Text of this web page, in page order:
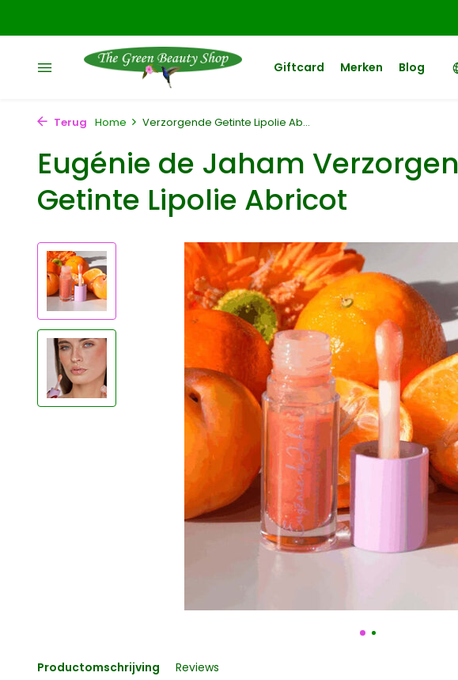
Giftcard Merken Blog
Terug Home Verzorgende Getinte Lipolie Ab...
Eugénie de Jaham
Getinte Lipolie Abricot
Productomschrijving Reviews